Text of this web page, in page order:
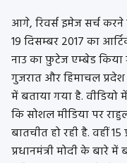
आगे, रिवर्स इमेज सर्च
19 दिसम्बर 2017 का
नाउ का फ़ुटेज एम्बेड
गुजरात और हिमाचल
में बताया गया है.
कि सोशल मीडिया पर
बातचीत हो रही है. वहीं
प्रधानमंत्री मोदी के बारे